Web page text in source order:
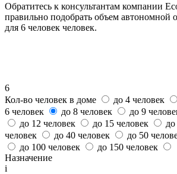
Обратитесь к консультантам компании
правильно подобрать объем автономной
для 6 человек человек.
6
Кол-во человек в доме
до 4 человек
6 человек
до 8 человек до 9
до 12 человек
до 15 человек
человек
до 40 человек до 50
до 100 человек
до 150 человек
Назначение
i